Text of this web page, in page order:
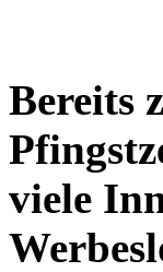
Bereits
viele